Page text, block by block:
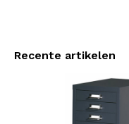
Recente artikelen